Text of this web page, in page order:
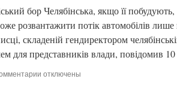
бор Челябінська, якщо її
розвантажити потік автомобілів
складеній гендиректором
для представників влади, повідомив
котключены